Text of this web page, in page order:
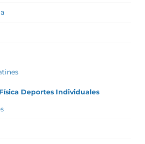
Deportes Individuales